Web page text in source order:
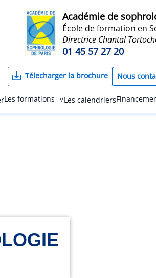
Académie de
École de formation en
Directrice Chantal
01 45 57 27 20
Télecharger la brochure Nous
Les formations Les calendriers